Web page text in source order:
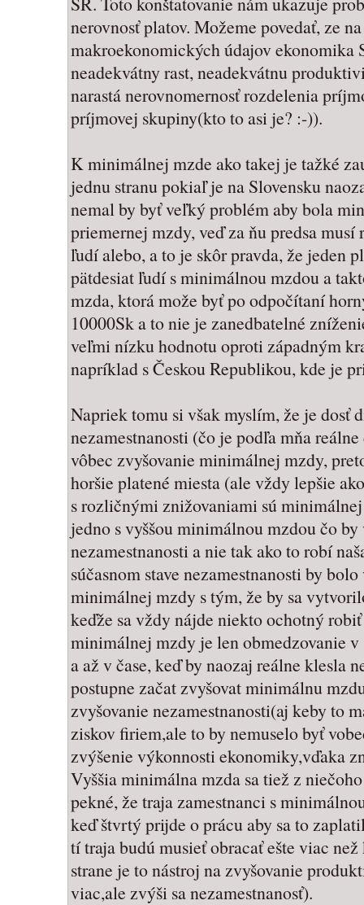
nerovnosť platov. Možeme povedať, ze
makroekonomických údajov ekonomika
neadekvátny rast, neadekvátnu
narastá nerovnomernosť rozdelenia
príjmovej skupiny(kto to asi je? :-)).
K minimálnej mzde ako takej je tažké
jednu stranu pokiaľ je na Slovensku
nemal by byť veľký problém aby bola
priemernej mzdy, veď za ňu predsa
ľudí alebo, a to je skôr pravda, že jeden
pätdesiat ľudí s minimálnou mzdou a
mzda, ktorá može byť po odpočítaní
10000Sk a to nie je zanedbatelné
veľmi nízku hodnotu oproti západným
napríklad s Českou Republikou, kde je
Napriek tomu si však myslím, že je dosť
nezamestnanosti (čo je podľa mňa
vôbec zvyšovanie minimálnej mzdy,
horšie platené miesta (ale vždy lepšie
s rozličnými znižovaniami sú
jedno s vyššou minimálnou mzdou čo
nezamestnanosti a nie tak ako to robí
súčasnom stave nezamestnanosti by
minimálnej mzdy s tým, že by sa
keďže sa vždy nájde niekto ochotný
minimálnej mzdy je len obmedzovanie
a až v čase, keď by naozaj reálne klesla
postupne začat zvyšovat minimálnu
zvyšovanie nezamestnanosti(aj keby to
ziskov firiem,ale to by nemuselo byť
zvýšenie výkonnosti ekonomiky,vďaka
Vyššia minimálna mzda sa tiež z
pekné, že traja zamestnanci s
keď štvrtý prijde o prácu aby sa to
tí traja budú musieť obracať ešte viac
strane je to nástroj na zvyšovanie
viac,ale zvýši sa nezamestnanosť).